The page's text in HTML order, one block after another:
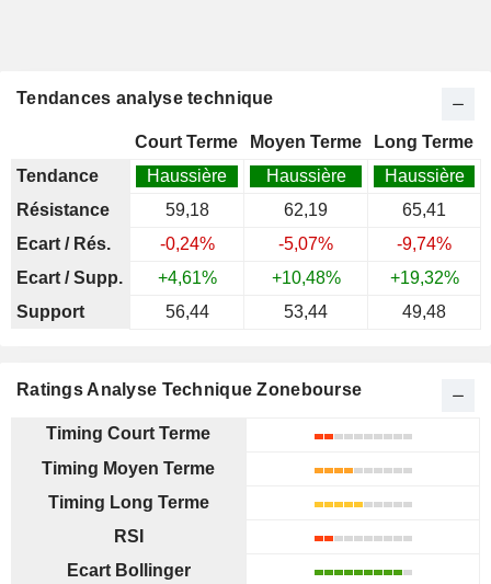
Tendances analyse technique
Court Terme Moyen Terme
Long Terme
Tendance
Haussière Haussière
Haussière
Résistance
59,18 62,19
65,41
Ecart / Rés.
-0,24% -5,07%
-9,74%
Ecart / Supp.
+4,61% +10,48%
+19,32%
Support
56,44 53,44 49,48
Ratings Analyse Technique Zonebourse
Timing Court Terme
Timing Moyen Terme
Timing Long Terme
RSI
Ecart Bollinger